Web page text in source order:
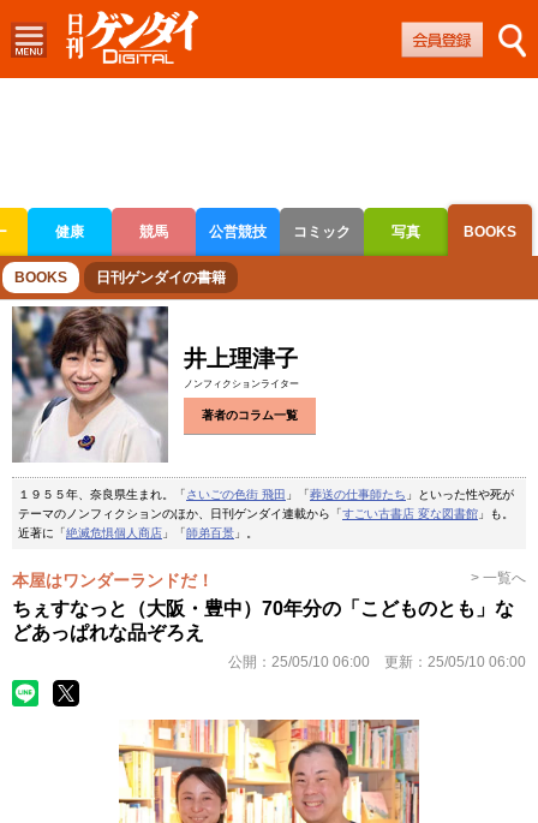
健康 競馬 公営競技 コミック 写真 BOOKS
ボートレース 競輪 オートレース
BOOKS 日刊ゲンダイの書籍
井上理津子
ノンフィクションライター
著者のコラム一覧
１９５５年、奈良県生まれ。「さいごの色街 飛田 」「葬送の仕事師たち 」といった性や死が
テーマのノンフィクションのほか、日刊ゲンダイ連載から「すごい古書店 変な図書館 」も。
近著に「絶滅危惧個人商店 」「師弟百景 」。
本屋はワンダーランドだ！ > 一覧へ
ちぇすなっと（大阪・豊中）70年分の「こどものとも」な
どあっぱれな品ぞろえ
公開： 25/05/10 06:00 更新： 25/05/10 06:00